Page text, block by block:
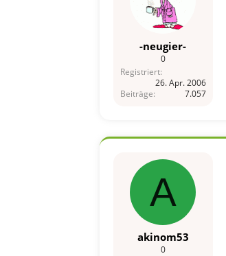
-neugier-
0
Registriert
26. Apr. 2006
Beiträge
7.057
A
akinom53
0